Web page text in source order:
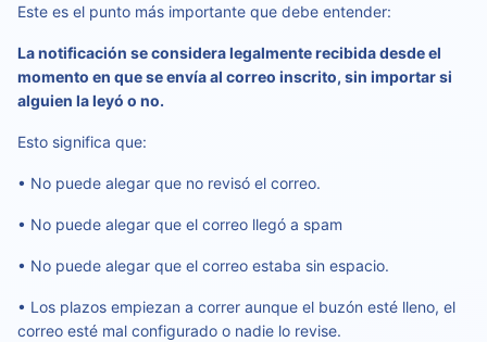
Este es el punto más importante que debe entender:
La notificación se considera legalmente recibida desde el
momento en que se envía al correo inscrito, sin importar si
alguien la leyó o no.
Esto significa que:
• No puede alegar que no revisó el correo.
• No puede alegar que el correo llegó a spam
• No puede alegar que el correo estaba sin espacio.
• Los plazos empiezan a correr aunque el buzón esté lleno, el
correo esté mal configurado o nadie lo revise.